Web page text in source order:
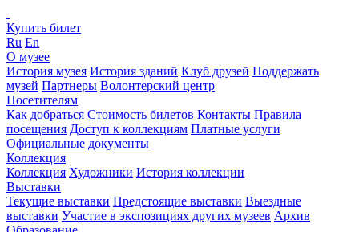
Купить билет
Ru En
О музее
История музея История зданий Клуб друзей Поддержать
музей Партнеры Волонтерский центр
Посетителям
Как добраться Стоимость билетов Контакты Правила
посещения Доступ к коллекциям Платные услуги
Официальные документы
Коллекция
Коллекция Художники История коллекции
Выставки
Текущие выставки Предстоящие выставки Выездные
выставки Участие в экспозициях других музеев Архив